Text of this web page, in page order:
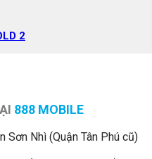
2
888 MOBILE
Sơn Nhì (Quận Tân Phú cũ)